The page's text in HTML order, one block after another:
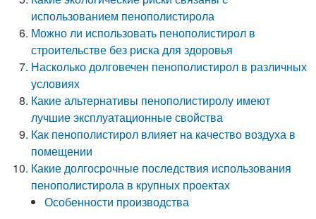
использованием пенополистирола
Можно ли использовать пенополистирол в
строительстве без риска для здоровья
Насколько долговечен пенополистирол в различных
условиях
Какие альтернативы пенополистиролу имеют
лучшие эксплуатационные свойства
Как пенополистирол влияет на качество воздуха в
помещении
Какие долгосрочные последствия использования
пенополистирола в крупных проектах
Особенности производства